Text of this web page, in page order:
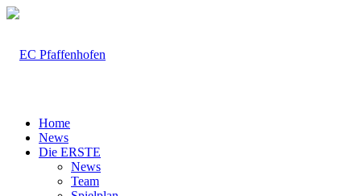
Home
News
Die ERSTE
News
Team